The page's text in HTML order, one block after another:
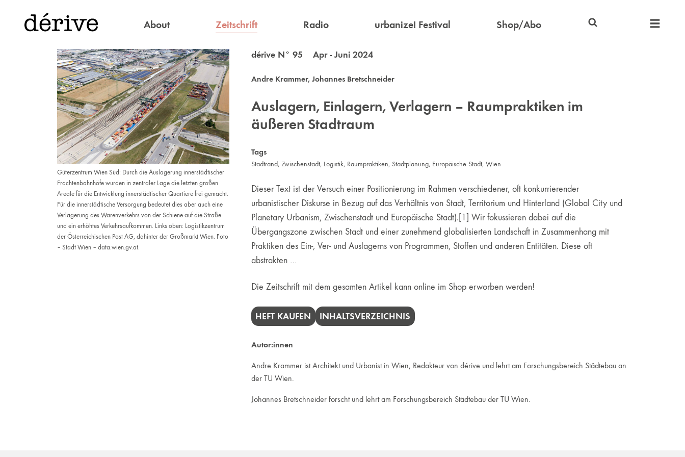
About Zeitschrift Radio urbanize! Festival Shop/Abo
Güterzentrum Wien Süd: Durch die Auslagerung innerstädtischer
Frachtenbahnhöfe wurden in zentraler Lage die letzten großen
Areale für die Entwicklung ­innerstädtischer Quartiere frei gemacht.
Für die innerstädtische ­Versorgung ­bedeutet dies aber auch eine
Verlagerung des Warenverkehrs von der Schiene auf die Straße
und ein erhöhtes Verkehrsaufkommen. Links oben: Logistikzentrum
der ­Österreichischen Post AG, dahinter der Großmarkt Wien. Foto
– Stadt Wien – data.wien.gv.at.
dérive N° 95 Apr - Juni 2024
Andre Krammer, Johannes Bretschneider
Auslagern, Einlagern, Verlagern – Raumpraktiken im
äußeren Stadtraum
Tags
Stadtrand, Zwischenstadt, Logistik, Raumpraktiken, Stadtplanung, Europäische Stadt, Wien
Dieser Text ist der Versuch einer Positionierung im Rahmen verschiedener, oft konkurrierender
urbanistischer Diskurse in Bezug auf das Verhältnis von Stadt, Territorium und Hinterland (Global City und
Planetary Urbanism, Zwischenstadt und Europäische Stadt).[1] Wir fokussieren dabei auf die
Übergangszone zwischen Stadt und einer zunehmend globalisierten Landschaft in Zusammenhang mit
Praktiken des Ein-, Ver- und Auslagerns von Programmen, Stoffen und anderen Entitäten. Diese oft
abstrakten …
Die Zeitschrift mit dem gesamten Artikel kann online im Shop erworben werden!
HEFT KAUFEN INHALTSVERZEICHNIS
Autor:innen
Andre Krammer ist Architekt und Urbanist in Wien, Redakteur von dérive und lehrt am Forschungsbereich Städtebau an
der TU Wien.
Johannes Bretschneider forscht und lehrt am Forschungsbereich Städtebau der TU Wien.